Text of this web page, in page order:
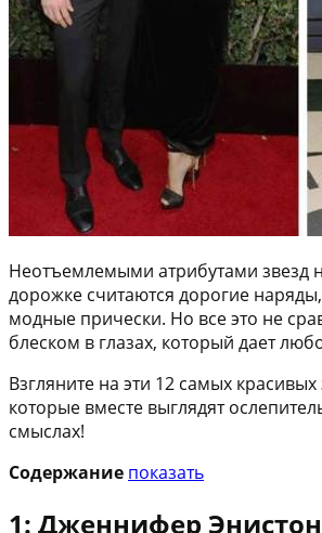
Неотъемлемыми атрибутами звезд
дорожке считаются дорогие
модные прически. Но все это не
блеском в глазах, который дает
Взгляните на эти 12 самых
которые вместе выглядят
смыслах!
Содержание показать
1: Дженнифер